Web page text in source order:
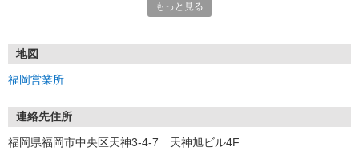
①応募から3営業日を目安に、メールorお電話でご連絡します。
★スマホでWEB面接（LINEなど）・出張面接・事務所面接と選べま
す
③面接実施（履歴書不要）
もっと見る
地図
福岡営業所
連絡先住所
福岡県福岡市中央区天神3-4-7 天神旭ビル4F